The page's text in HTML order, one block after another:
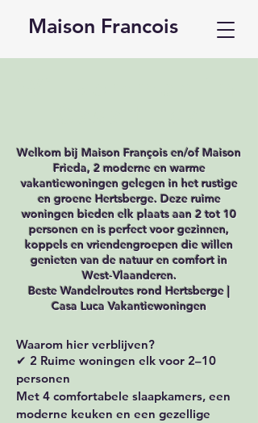
Maison Francois
Welkom bij Maison François en/of Maison
Frieda, 2 moderne en warme
vakantiewoningen gelegen in het rustige
en groene Hertsberge. Deze ruime
woningen bieden elk plaats aan 2 tot 10
personen en is perfect voor gezinnen,
koppels en vriendengroepen die willen
genieten van de natuur en comfort in
West‑Vlaanderen.
Beste Wandelroutes rond Hertsberge |
Casa Luca Vakantiewoningen
Waarom hier verblijven?
✔ 2 Ruime woningen elk voor 2–10
personen
Met 4 comfortabele slaapkamers, een
moderne keuken en een gezellige